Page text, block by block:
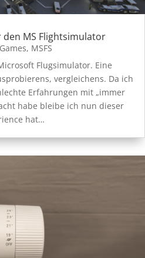
MS Flightsimulator
Games, MSFS
Flugsimulator. Eine
vergleichens. Da ich
Erfahrungen mit „immer
habe bleibe ich nun dieser
hat…